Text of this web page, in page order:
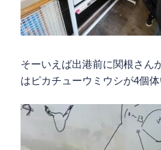
そーいえば出港前に関根さん
はピカチューウミウシが4個体